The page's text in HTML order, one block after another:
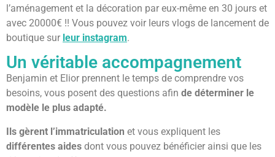
l’aménagement et la décoration par eux-même en 30 jours et
avec 20000€ !! Vous pouvez voir leurs vlogs de lancement de
boutique sur leur instagram.
Un véritable accompagnement
Benjamin et Elior prennent le temps de comprendre vos
besoins, vous posent des questions afin de déterminer le
modèle le plus adapté.
Ils gèrent l’immatriculation et vous expliquent les
différentes aides dont vous pouvez bénéficier ainsi que les